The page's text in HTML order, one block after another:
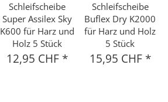
Schleifscheibe
Super Assilex Sky
K600 für Harz und
Holz 5 Stück
12,95 CHF *
Schleifscheibe
Buflex Dry K2000
für Harz und Holz
5 Stück
15,95 CHF *